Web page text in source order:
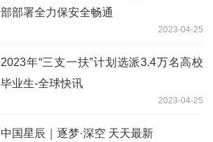
部部署全力保安全畅通
2023-04-25
2023年“三支一扶”计划选派3.4万名高校
毕业生-全球快讯
2023-04-25
中国星辰｜逐梦·深空 天天最新